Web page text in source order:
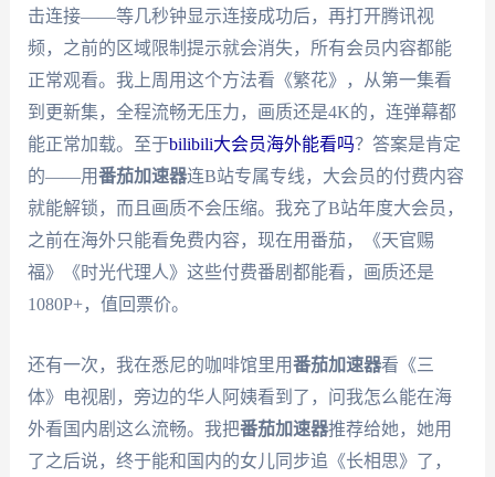
击连接——等几秒钟显示连接成功后，再打开腾讯视
频，之前的区域限制提示就会消失，所有会员内容都能
正常观看。我上周用这个方法看《繁花》，从第一集看
到更新集，全程流畅无压力，画质还是4K的，连弹幕都
能正常加载。至于bilibili大会员海外能看吗？答案是肯定
的——用番茄加速器连B站专属专线，大会员的付费内容
就能解锁，而且画质不会压缩。我充了B站年度大会员，
之前在海外只能看免费内容，现在用番茄，《天官赐
福》《时光代理人》这些付费番剧都能看，画质还是
1080P+，值回票价。
还有一次，我在悉尼的咖啡馆里用番茄加速器看《三
体》电视剧，旁边的华人阿姨看到了，问我怎么能在海
外看国内剧这么流畅。我把番茄加速器推荐给她，她用
了之后说，终于能和国内的女儿同步追《长相思》了，